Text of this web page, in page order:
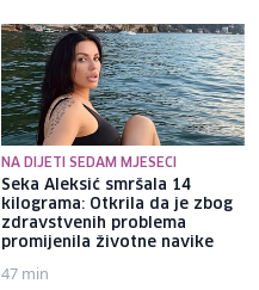
NA DIJETI SEDAM MJESECI
Seka Aleksić smršala 14
kilograma: Otkrila da je zbog
zdravstvenih problema
promijenila životne navike
47 min